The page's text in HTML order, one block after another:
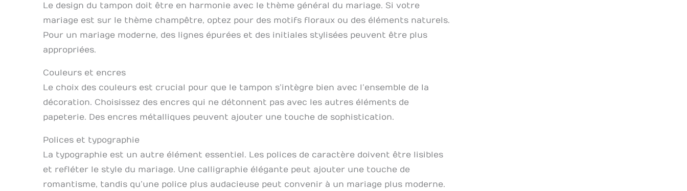
Le design du tampon doit être en harmonie avec le thème général du mariage. Si votre
mariage est sur le thème champêtre, optez pour des motifs floraux ou des éléments naturels.
Pour un mariage moderne, des lignes épurées et des initiales stylisées peuvent être plus
appropriées.
Couleurs et encres
Le choix des couleurs est crucial pour que le tampon s’intègre bien avec l’ensemble de la
décoration. Choisissez des encres qui ne détonnent pas avec les autres éléments de
papeterie. Des encres métalliques peuvent ajouter une touche de sophistication.
Polices et typographie
La typographie est un autre élément essentiel. Les polices de caractère doivent être lisibles
et refléter le style du mariage. Une calligraphie élégante peut ajouter une touche de
romantisme, tandis qu’une police plus audacieuse peut convenir à un mariage plus moderne.